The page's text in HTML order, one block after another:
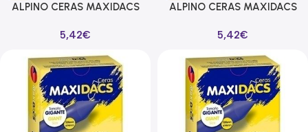
ALPINO CERAS MAXIDACS
5,42€
ALPINO CERAS MAXIDACS
5,42€